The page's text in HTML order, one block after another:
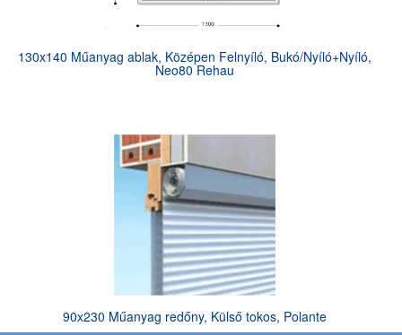
130x140 Műanyag ablak, Középen Felnyíló, Bukó/Nyíló+Nyíló,
Neo80 Rehau
90x230 Műanyag redőny, Külső tokos, Polante